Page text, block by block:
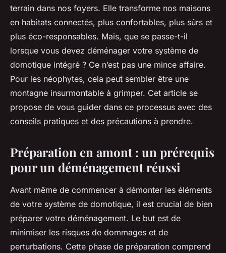
terrain dans nos foyers. Elle transforme nos maisons
en habitats connectés, plus confortables, plus sûrs et
plus éco-responsables. Mais, que se passe-t-il
lorsque vous devez déménager votre système de
domotique intégré ? Ce n’est pas une mince affaire.
Pour les néophytes, cela peut sembler être une
montagne insurmontable à grimper. Cet article se
propose de vous guider dans ce processus avec des
conseils pratiques et des précautions à prendre.
Préparation en amont : un prérequis
pour un déménagement réussi
Avant même de commencer à démonter les éléments
de votre système de domotique, il est crucial de bien
préparer votre déménagement. Le but est de
minimiser les risques de dommages et de
perturbations. Cette phase de préparation comprend